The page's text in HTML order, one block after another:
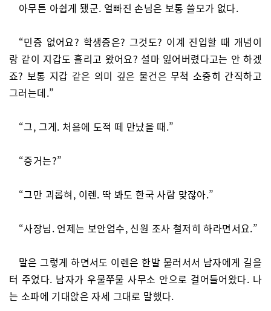
아무튼 아쉽게 됐군. 얼빠진 손님은 보통 쓸모가 없다.
“민증 없어요? 학생증은? 그것도? 이계 진입할 때 개념이
랑 같이 지갑도 흘리고 왔어요? 설마 잃어버렸다고는 안 하겠
죠? 보통 지갑 같은 의미 깊은 물건은 무척 소중히 간직하고
그러는데.”
“그, 그게. 처음에 도적 떼 만났을 때.”
“증거는?”
“그만 괴롭혀, 이렌. 딱 봐도 한국 사람 맞잖아.”
“사장님. 언제는 보안엄수, 신원 조사 철저히 하라면서요.”
말은 그렇게 하면서도 이렌은 한발 물러서서 남자에게 길을
터 주었다. 남자가 우물쭈물 사무소 안으로 걸어들어왔다. 나
는 소파에 기대앉은 자세 그대로 말했다.